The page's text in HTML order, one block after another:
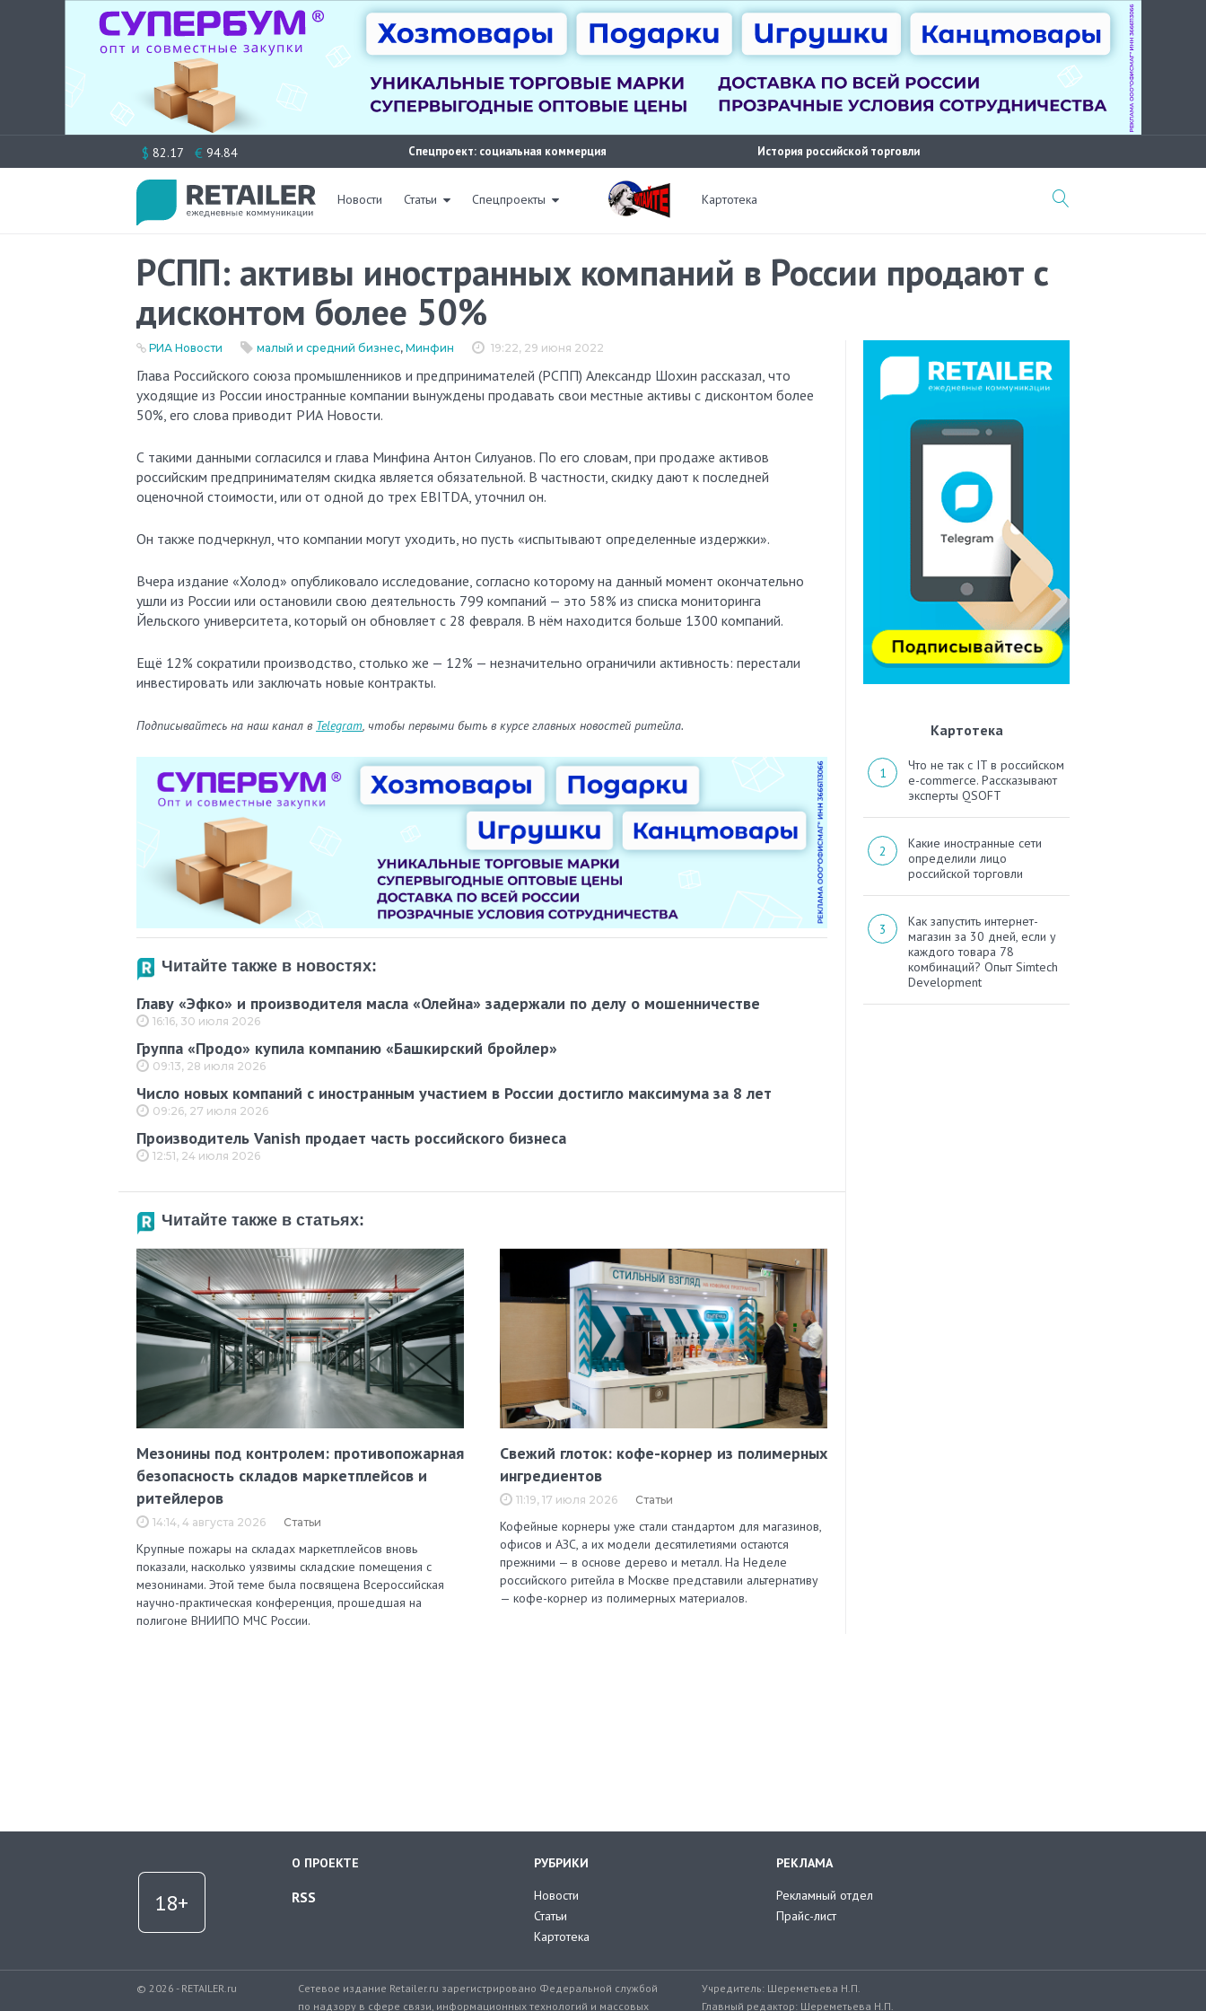
к
$ 82.17 € 94.84 Спецпроект: социальная коммерция История российской торговли
Новости Статьи Спецпроекты Картотека
РСПП: активы иностранных компаний в России продают с
дисконтом более 50%
19:22, 29 июня 2022
РИА Новости малый и средний бизнес, Минфин
Глава Российского союза промышленников и предпринимателей (РСПП) Александр Шохин рассказал, что
уходящие из России иностранные компании вынуждены продавать свои местные активы с дисконтом более
50%, его слова приводит РИА Новости.
С такими данными согласился и глава Минфина Антон Силуанов. По его словам, при продаже активов
российским предпринимателям скидка является обязательной. В частности, скидку дают к последней
оценочной стоимости, или от одной до трех EBITDA, уточнил он.
Он также подчеркнул, что компании могут уходить, но пусть «испытывают определенные издержки».
Вчера издание «Холод» опубликовало исследование, согласно которому на данный момент окончательно
ушли из России или остановили свою деятельность 799 компаний — это 58% из списка мониторинга
Йельского университета, который он обновляет с 28 февраля. В нём находится больше 1300 компаний.
Ещё 12% сократили производство, столько же — 12% — незначительно ограничили активность: перестали
инвестировать или заключать новые контракты.
Подписывайтесь на наш канал в Telegram, чтобы первыми быть в курсе главных новостей ритейла.
Читайте также в новостях:
Главу «Эфко» и производителя масла «Олейна» задержали по делу о мошенничестве
16:16, 30 июля 2026
Группа «Продо» купила компанию «Башкирский бройлер»
09:13, 28 июля 2026
Число новых компаний с иностранным участием в России достигло максимума за 8 лет
09:26, 27 июля 2026
Производитель Vanish продает часть российского бизнеса
12:51, 24 июля 2026
Читайте также в статьях:
Мезонины под контролем: противопожарная
безопасность складов маркетплейсов и
ритейлеров
14:14, 4 августа 2026 Статьи
Крупные пожары на складах маркетплейсов вновь
показали, насколько уязвимы складские помещения с
мезонинами. Этой теме была посвящена Всероссийская
научно-практическая конференция, прошедшая на
полигоне ВНИИПО МЧС России.
Свежий глоток: кофе-корнер из полимерных
ингредиентов
11:19, 17 июля 2026 Статьи
Кофейные корнеры уже стали стандартом для магазинов,
офисов и АЗС, а их модели десятилетиями остаются
прежними — в основе дерево и металл. На Неделе
российского ритейла в Москве представили альтернативу
— кофе-корнер из полимерных материалов.
Картотека
Что не так с IT в российском
e-commerce. Рассказывают
эксперты QSOFT
Какие иностранные сети
определили лицо
российской торговли
Как запустить интернет-
магазин за 30 дней, если у
каждого товара 78
комбинаций? Опыт Simtech
Development
О ПРОЕКТЕ
RSS
РУБРИКИ
Новости
Статьи
Картотека
РЕКЛАМА
Рекламный отдел
Прайс-лист
© 2026 - RETAILER.ru
Сетевое издание Retailer.ru зарегистрировано Федеральной службой
по надзору в сфере связи, информационных технологий и массовых
Учредитель: Шереметьева Н.П.
Главный редактор: Шереметьева Н.П.